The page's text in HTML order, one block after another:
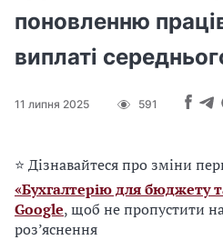
поновленню
виплаті
11 липня 2025 591
⭐ Дізнавайтеся про зміни
«Бухгалтерію для бюджету
Google, щоб не пропустити
роз’яснення